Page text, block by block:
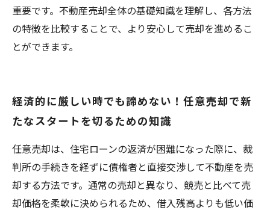
重要です。不動産売却全体の基礎知識を理解し、各方法
の特徴を比較することで、より安心して売却を進めるこ
とができます。
経済的に厳しい時でも諦めない！任意売却で新
たなスタートを切るための知識
任意売却は、住宅ローンの返済が困難になった際に、裁
判所の手続きを経ずに債権者と直接交渉して不動産を売
却する方法です。通常の売却と異なり、競売と比べて売
却価格を柔軟に決められるため、借入残高よりも低い価